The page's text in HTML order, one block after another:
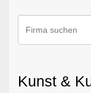
Kunst &